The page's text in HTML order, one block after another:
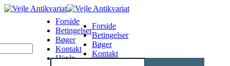
Forside
Betingelser
Bøger
Kontakt
Hjælp
Forside
Betingelser
Bøger
Kontakt